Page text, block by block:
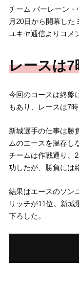
チーム バーレーン
月20日から開幕した
ユキヤ通信よりコメ
レースは7
今回のコースは終盤
もあり、レースは7
新城選手の仕事は勝
ムのエースを温存し
チームは作戦通り、
功したが、勝負には
結果はエースのソン
リッチが11位。新城
下ろした。